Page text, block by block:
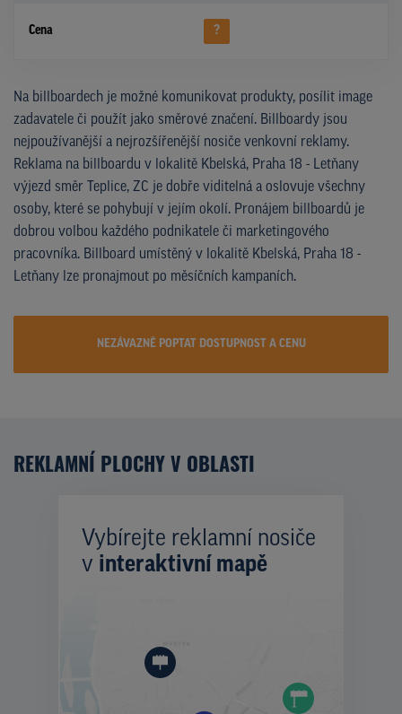
Cena ?
Na billboardech je možné komunikovat produkty, posílit image
zadavatele či použít jako směrové značení. Billboardy jsou
nejpoužívanější a nejrozšířenější nosiče venkovní reklamy.
Reklama na billboardu v lokalitě Kbelská, Praha 18 - Letňany
výjezd směr Teplice, ZC je dobře viditelná a oslovuje všechny
osoby, které se pohybují v jejím okolí. Pronájem billboardů je
dobrou volbou každého podnikatele či marketingového
pracovníka. Billboard umístěný v lokalitě Kbelská, Praha 18 -
Letňany lze pronajmout po měsíčních kampaních.
NEZÁVAZNĚ POPTAT DOSTUPNOST A CENU
REKLAMNÍ PLOCHY V OBLASTI
Vybírejte reklamní nosiče
v interaktivní mapě